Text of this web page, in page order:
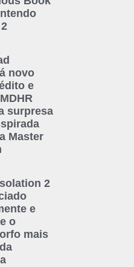
novo
e
surpresa
Master
2
e
o
mais